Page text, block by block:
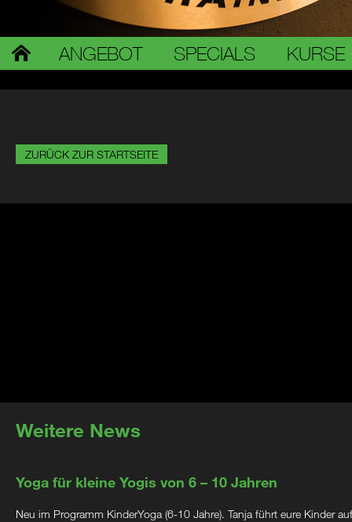
ANGEBOT SPECIALS KURSE
ZURÜCK ZUR STARTSEITE
Weitere News
Yoga für kleine Yogis von 6 – 10 Jahren
Neu im Programm KinderYoga (6-10 Jahre). Tanja führt eure Kinder auf